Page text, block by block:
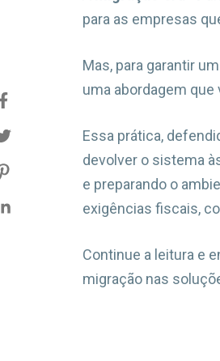
para as empresas
Mas, para garantir
uma abordagem
Essa prática,
devolver o sistema
e preparando o
exigências fiscais,
Continue a leitura e
migração nas